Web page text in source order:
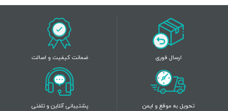
ارسال فوری ضمانت کیفیت و اصالت
تحویل به موقع و ایمن پشتیبانی آنلاین و تلفنی